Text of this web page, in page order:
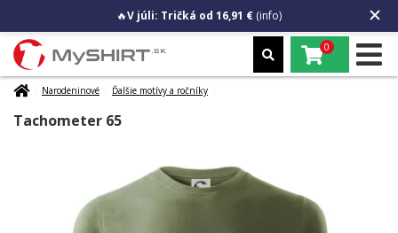
🔥V júli: Tričká od 16,91 € (info)
0
Narodeninové Ďalšie motívy a ročníky
Tachometer 65